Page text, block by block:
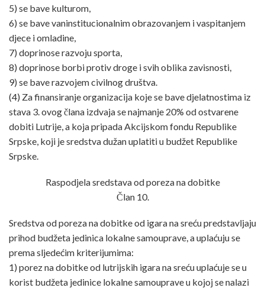
5) se bave kulturom,
6) se bave vaninstitucionalnim obrazovanjem i vaspitanjem
djece i omladine,
7) doprinose razvoju sporta,
8) doprinose borbi protiv droge i svih oblika zavisnosti,
9) se bave razvojem civilnog društva.
(4) Za finansiranje organizacija koje se bave djelatnostima iz
stava 3. ovog člana izdvaja se najmanje 20% od ostvarene
dobiti Lutrije, a koja pripada Akcijskom fondu Republike
Srpske, koji je sredstva dužan uplatiti u budžet Republike
Srpske.
Raspodjela sredstava od poreza na dobitke
Član 10.
Sredstva od poreza na dobitke od igara na sreću predstavljaju
prihod budžeta jedinica lokalne samouprave, a uplaćuju se
prema sljedećim kriterijumima:
1) porez na dobitke od lutrijskih igara na sreću uplaćuje se u
korist budžeta jedinice lokalne samouprave u kojoj se nalazi